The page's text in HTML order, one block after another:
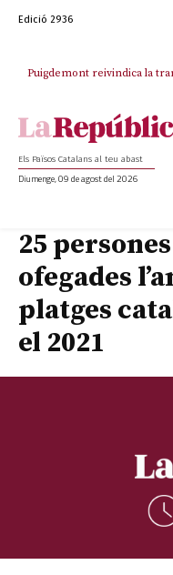
Edició 2936
Puigdemont reivindica la
Portugal acusa Espanya
Els Països Catalans al teu abast
Diumenge, 09 de agost del 2026
25
ofegades
platges
el 2021